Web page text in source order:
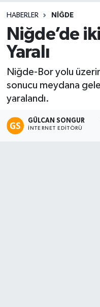
HABERLER NIĞDE
Niğde’de
Yaralı
Niğde-Bor yolu
sonucu meydana
yaralandı.
GÜLCAN SONGUR
İNTERNET EDITÖRÜ
Spor
Siyaset
Eğitim
Teknoloji
Haber Arşivi